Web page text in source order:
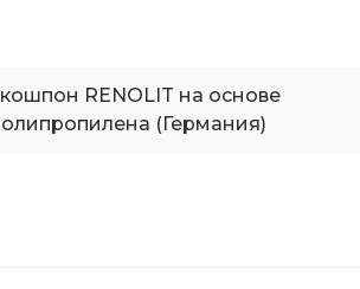
RENOLIT на основе
(Германия)